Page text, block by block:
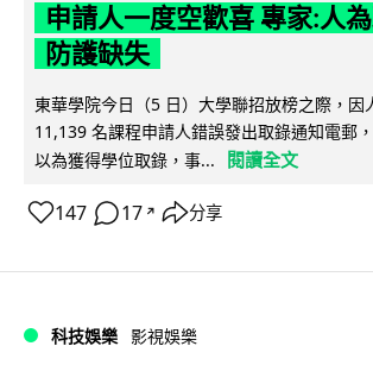
申請人一度空歡喜 專家:人
防護缺失
東華學院今日（5 日）大學聯招放榜之際，因
11,139 名課程申請人錯誤發出取錄通知電郵
以為獲得學位取錄，事...
閱讀全文
147 17 ↗ 分享
科技娛樂 影視娛樂